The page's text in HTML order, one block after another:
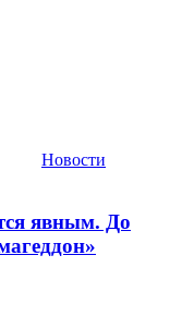
Новости
явным. До